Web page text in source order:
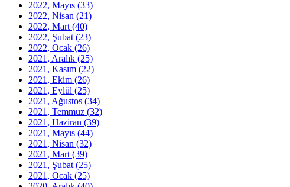
2022, Mayıs (33)
2022, Nisan (21)
2022, Mart (40)
2022, Şubat (23)
2022, Ocak (26)
2021, Aralık (25)
2021, Kasım (22)
2021, Ekim (26)
2021, Eylül (25)
2021, Ağustos (34)
2021, Temmuz (32)
2021, Haziran (39)
2021, Mayıs (44)
2021, Nisan (32)
2021, Mart (39)
2021, Şubat (25)
2021, Ocak (25)